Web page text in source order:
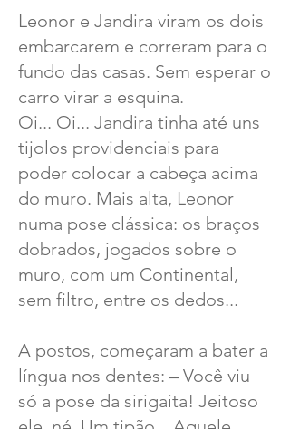
Leonor e Jandira viram os dois
embarcarem e correram para o
fundo das casas. Sem esperar o
carro virar a esquina.
Oi... Oi... Jandira tinha até uns
tijolos providenciais para
poder colocar a cabeça acima
do muro. Mais alta, Leonor
numa pose clássica: os braços
dobrados, jogados sobre o
muro, com um Continental,
sem filtro, entre os dedos...
A postos, começaram a bater a
língua nos dentes: – Você viu
só a pose da sirigaita! Jeitoso